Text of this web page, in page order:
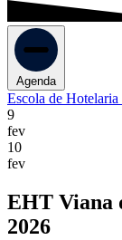
Agenda
Escola de
9
fev
10
fev
EHT Viana
2026